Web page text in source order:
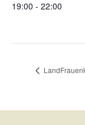
19:00 - 22:00